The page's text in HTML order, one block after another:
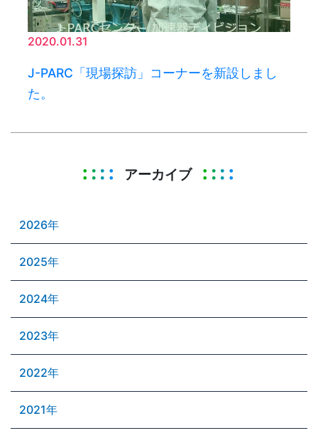
2020.01.31
J-PARC「現場探訪」コーナーを新設しまし
た。
アーカイブ
2026年
2025年
2024年
2023年
2022年
2021年